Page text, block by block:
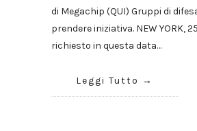
di Megachip (QUI) Gruppi di
prendere iniziativa. NEW YORK,
richiesto in questa data…
Leggi Tutto